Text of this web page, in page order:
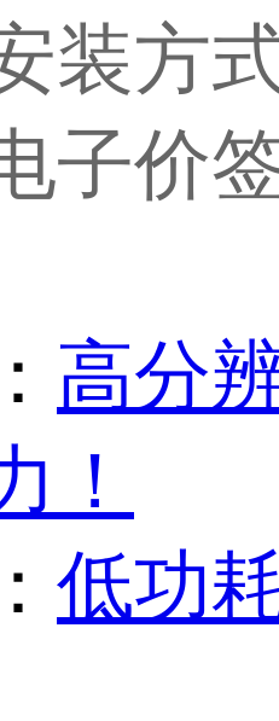
装方
子价
高分
！
低功